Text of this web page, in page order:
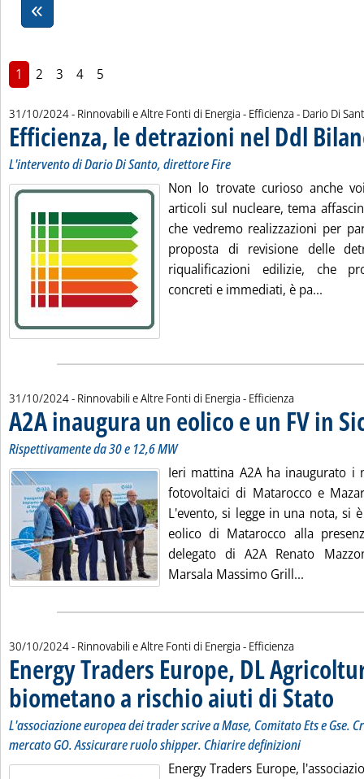
1 2 3 4 5
31/10/2024- Rinnovabili e Altre Fonti di Energia - Efficienza - di:
Dario Di
Efficienza, le detrazioni nel Ddl
L'intervento di Dario Di Santo, direttore Fire
Non lo trovate curioso anche
articoli sul nucleare, tema
che vedremo realizzazioni per
proposta di revisione delle
riqualificazioni edilizie, che
concreti e immediati, è pa...
31/10/2024- Rinnovabili e Altre Fonti di Energia - Efficienza
A2A inaugura un eolico e un FV in
Rispettivamente da 30 e 12,6 MW
Ieri mattina A2A ha inaugurato i
fotovoltaici di Matarocco e
L'evento, si legge in una nota, si
eolico di Matarocco alla
delegato di A2A Renato
Marsala Massimo Grill...
30/10/2024- Rinnovabili e Altre Fonti di Energia - Efficienza
Energy Traders Europe, DL
biometano a rischio aiuti di Stato
L'associazione europea dei trader scrive a Mase, Comitato Ets e Gse.
mercato GO. Assicurare ruolo shipper. Chiarire definizioni
Energy Traders Europe,